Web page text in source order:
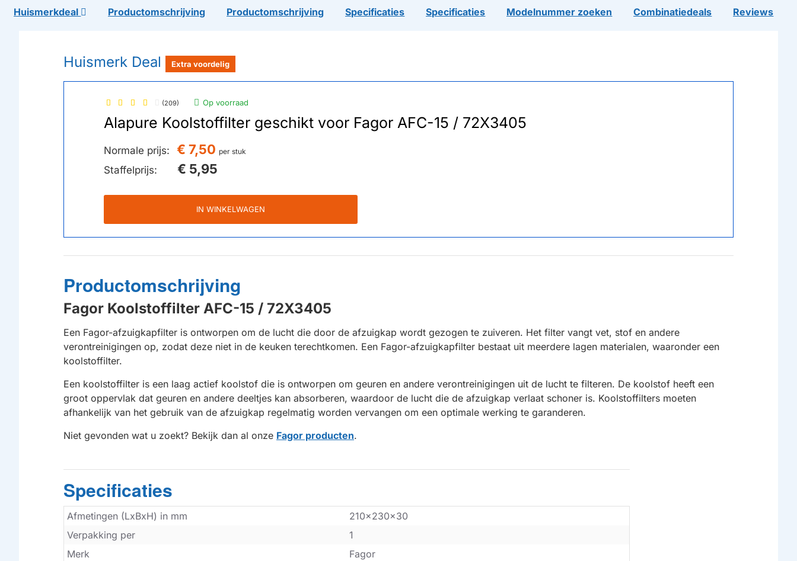
Huismerkdeal Productomschrijving Productomschrijving Specificaties Specificaties Modelnummer zoeken Combinatiedeals Reviews
Huismerk Deal Extra voordelig
(209) Op voorraad
Alapure Koolstoffilter geschikt voor Fagor AFC-15 / 72X3405
Normale prijs: € 7,50 per stuk
Staffelprijs: € 5,95
IN WINKELWAGEN
Productomschrijving
Fagor Koolstoffilter AFC-15 / 72X3405
Een Fagor-afzuigkapfilter is ontworpen om de lucht die door de afzuigkap wordt gezogen te zuiveren. Het filter vangt vet, stof en andere
verontreinigingen op, zodat deze niet in de keuken terechtkomen. Een Fagor-afzuigkapfilter bestaat uit meerdere lagen materialen, waaronder een
koolstoffilter.
Een koolstoffilter is een laag actief koolstof die is ontworpen om geuren en andere verontreinigingen uit de lucht te filteren. De koolstof heeft een
groot oppervlak dat geuren en andere deeltjes kan absorberen, waardoor de lucht die de afzuigkap verlaat schoner is. Koolstoffilters moeten
afhankelijk van het gebruik van de afzuigkap regelmatig worden vervangen om een optimale werking te garanderen.
Niet gevonden wat u zoekt? Bekijk dan al onze Fagor producten.
Specificaties
Afmetingen (LxBxH) in mm
210x230x30
Verpakking per
1
Merk
Fagor